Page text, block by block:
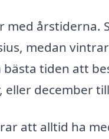
årstiderna.
medan
tiden att
december
att alltid ha